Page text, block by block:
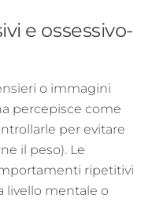
e ossessivo-
o immagini
percepisce come
per evitare
il peso). Le
ripetitivi
livello mentale o